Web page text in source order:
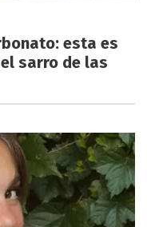
esta es
sarro de las